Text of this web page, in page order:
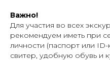
Важно!
Для участия во всех
рекомендуем иметь при
личности (паспорт или ID-
свитер, удобную обувь и